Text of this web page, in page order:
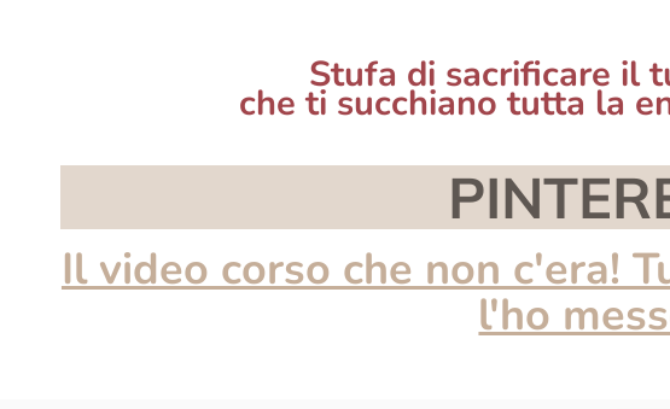
Stufa di sacrificare il
che ti succhiano tutta la
Il video corso che non c'era!
l'ho